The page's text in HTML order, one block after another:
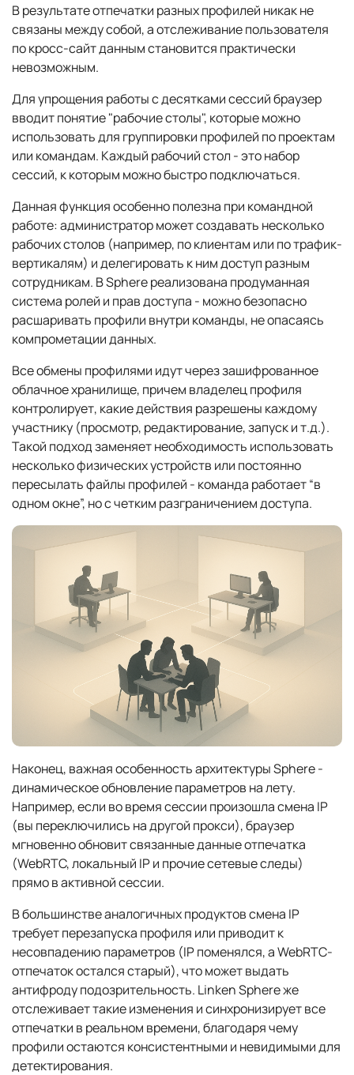
В результате отпечатки разных профилей никак не
связаны между собой, а отслеживание пользователя
по кросс-сайт данным становится практически
невозможным.
Для упрощения работы с десятками сессий браузер
вводит понятие "рабочие столы", которые можно
использовать для группировки профилей по проектам
или командам. Каждый рабочий стол - это набор
сессий, к которым можно быстро подключаться.
Данная функция особенно полезна при командной
работе: администратор может создавать несколько
рабочих столов (например, по клиентам или по трафик-
вертикалям) и делегировать к ним доступ разным
сотрудникам. В Sphere реализована продуманная
система ролей и прав доступа - можно безопасно
расшаривать профили внутри команды, не опасаясь
компрометации данных.
Все обмены профилями идут через зашифрованное
облачное хранилище, причем владелец профиля
контролирует, какие действия разрешены каждому
участнику (просмотр, редактирование, запуск и т.д.).
Такой подход заменяет необходимость использовать
несколько физических устройств или постоянно
пересылать файлы профилей - команда работает “в
одном окне”, но с четким разграничением доступа.
Наконец, важная особенность архитектуры Sphere -
динамическое обновление параметров на лету.
Например, если во время сессии произошла смена IP
(вы переключились на другой прокси), браузер
мгновенно обновит связанные данные отпечатка
(WebRTC, локальный IP и прочие сетевые следы)
прямо в активной сессии.
В большинстве аналогичных продуктов смена IP
требует перезапуска профиля или приводит к
несовпадению параметров (IP поменялся, а WebRTC-
отпечаток остался старый), что может выдать
антифроду подозрительность. Linken Sphere же
отслеживает такие изменения и синхронизирует все
отпечатки в реальном времени, благодаря чему
профили остаются консистентными и невидимыми для
детектирования.